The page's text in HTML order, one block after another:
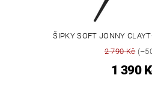
ŠIPKY SOFT JONNY
2 790 Kč
1 390